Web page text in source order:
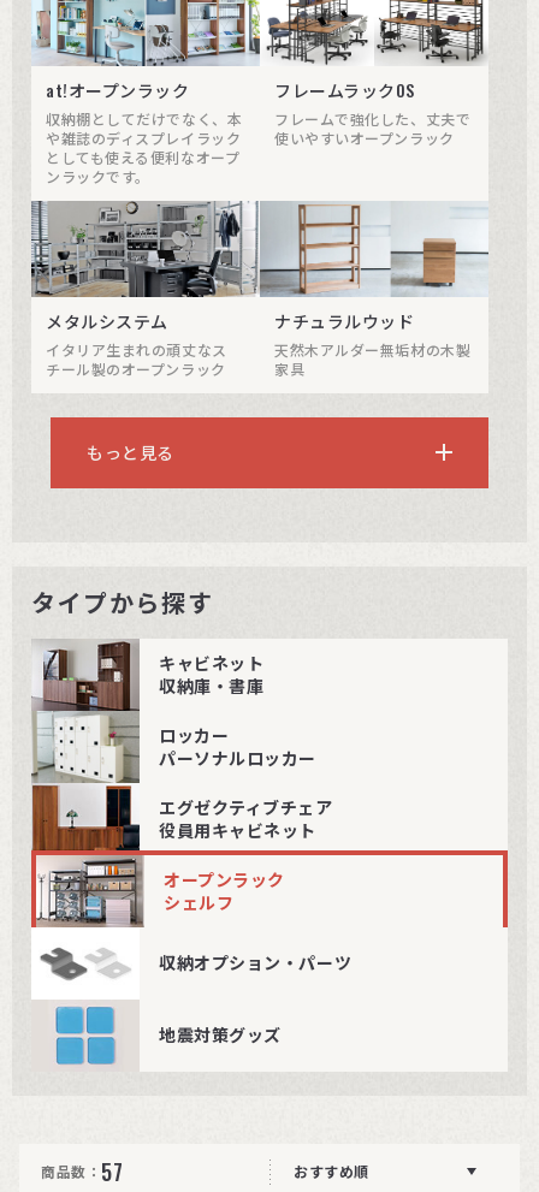
at!オープンラック
収納棚としてだけでなく、本
や雑誌のディスプレイラック
としても使える便利なオープ
ンラックです。
フレームラックOS
フレームで強化した、丈夫で
使いやすいオープンラック
メタルシステム
イタリア生まれの頑丈なス
チール製のオープンラック
ナチュラルウッド
天然木アルダー無垢材の木製
家具
もっと見る
タイプから探す
キャビネット
収納庫・書庫
ロッカー
パーソナルロッカー
エグゼクティブチェア
役員用キャビネット
オープンラック
シェルフ
収納オプション・パーツ
地震対策グッズ
商品数： 57 おすすめ順